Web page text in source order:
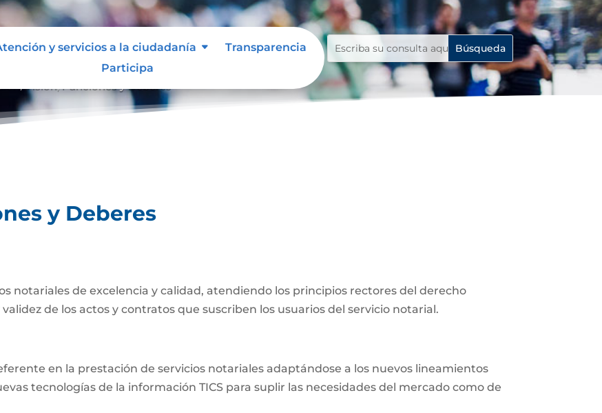
y servicios a la ciudadanía
Transparencia
Participa
y Deberes
notariales de excelencia y calidad, atendiendo los principios rectores del derecho
de los actos y contratos que suscriben los usuarios del servicio notarial.
en la prestación de servicios notariales adaptándose a los nuevos lineamientos
tecnologías de la información TICS para suplir las necesidades del mercado como de